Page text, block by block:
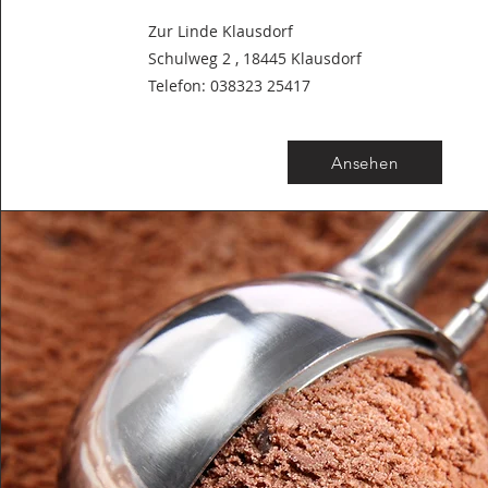
Zur Linde Klausdorf
Schulweg 2 , 18445 Klausdorf
Telefon: 038323 25417
Ansehen